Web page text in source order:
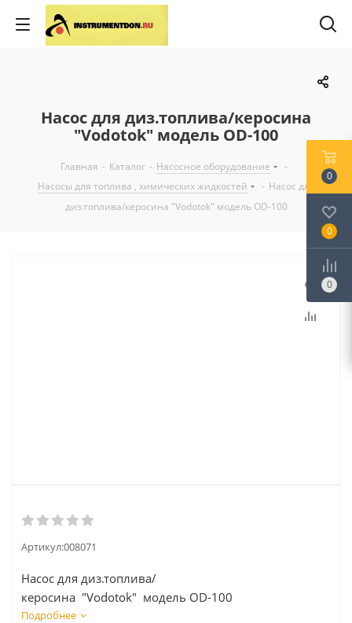
Насос для диз.топлива/керосина
"Vodotok" модель OD-100
Главная - Каталог - Насосное оборудование
-
Насосы для топлива , химических жидкостей
- Насос для
диз.топлива/керосина "Vodotok" модель OD-100
Артикул:008071
Насос для диз.топлива/
керосина "Vodotok" модель OD-100
Подробнее
0
0
0